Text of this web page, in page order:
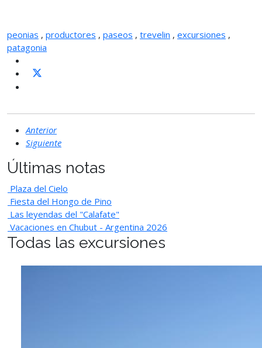
peonias , productores , paseos , trevelin , excursiones ,
patagonia
Anterior
Siguiente
Últimas notas
Plaza del Cielo
Fiesta del Hongo de Pino
Las leyendas del "Calafate"
Vacaciones en Chubut - Argentina 2026
Todas las excursiones